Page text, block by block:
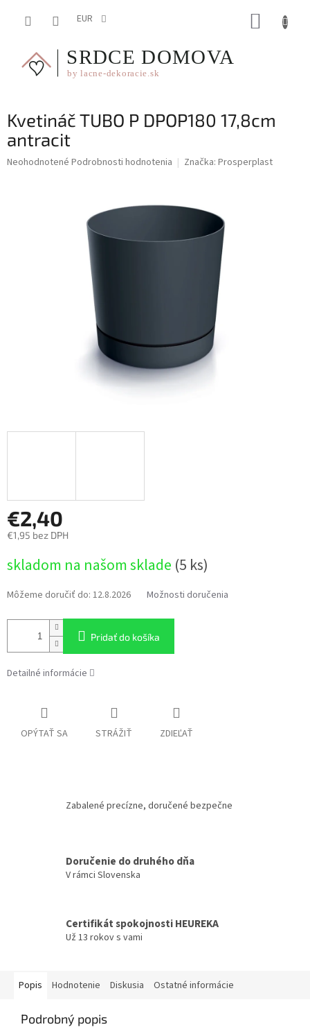
EUR
Kvetináč TUBO P DPOP180 17,8cm
antracit
Priemerné
Neohodnotené Podrobnosti hodnotenia Značka: Prosperplast
€2,40
€1,95 bez DPH
cena:
skladom na našom sklade (5 ks)
Môžeme doručiť do: 12.8.2026 Možnosti doručenia
Pridať do košíka
Detailné informácie
OPÝTAŤ SA STRÁŽIŤ ZDIEĽAŤ
Zabalené precízne, doručené bezpečne
Doručenie do druhého dňa
V rámci Slovenska
Certifikát spokojnosti HEUREKA
Už 13 rokov s vami
Popis Hodnotenie Diskusia Ostatné informácie
Podrobný popis